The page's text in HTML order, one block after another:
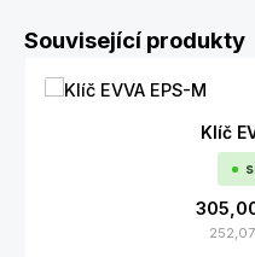
Přeskočit galerii produktů
Související produkty
Klíč